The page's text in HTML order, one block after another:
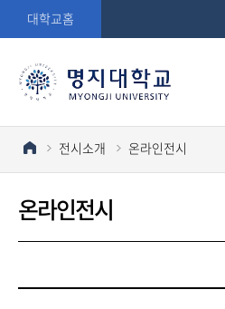
대학교홈
전시소개 온라인전시
온라인전시